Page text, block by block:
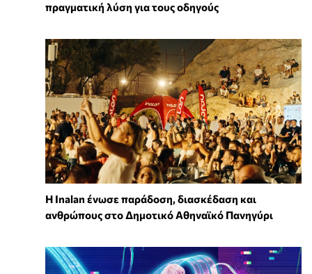
πραγματική λύση για τους οδηγούς
Η Inalan ένωσε παράδοση, διασκέδαση και
ανθρώπους στο Δημοτικό Αθηναϊκό Πανηγύρι